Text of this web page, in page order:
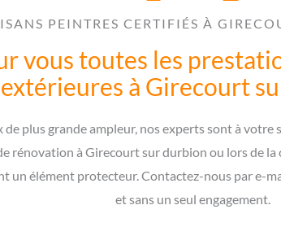
PEINTRES CERTIFIÉS À
vous toutes les
extérieures à Girecourt
plus grande ampleur, nos experts sont à
rénovation à Girecourt sur durbion ou lors de
un élément protecteur. Contactez-nous par e-
et sans un seul engagement.